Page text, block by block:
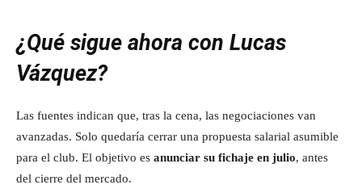
¿Qué sigue ahora con Lucas
Vázquez?
Las fuentes indican que, tras la cena, las negociaciones van
avanzadas. Solo quedaría cerrar una propuesta salarial asumible
para el club. El objetivo es anunciar su fichaje en julio, antes
del cierre del mercado.